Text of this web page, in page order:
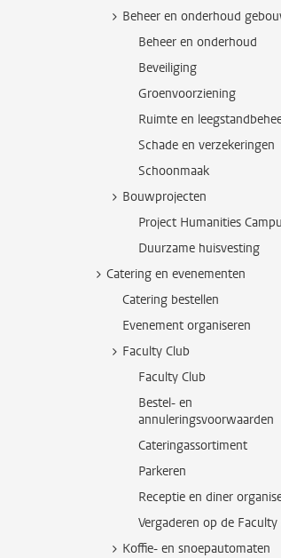
Beheer en onderhoud
Beheer en onderhoud
Beveiliging
Groenvoorziening
Ruimte en
Schade en verzekeringen
Schoonmaak
Bouwprojecten
Project Humanities
Duurzame huisvesting
Catering en evenementen
Catering bestellen
Evenement organiseren
Faculty Club
Faculty Club
Bestel- en
annuleringsvoorwaarden
Cateringassortiment
Parkeren
Receptie en diner
Vergaderen op de Faculty
Koffie- en snoepautomaten